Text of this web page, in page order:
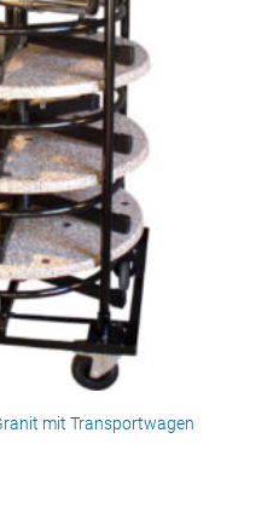
mit Transportwagen